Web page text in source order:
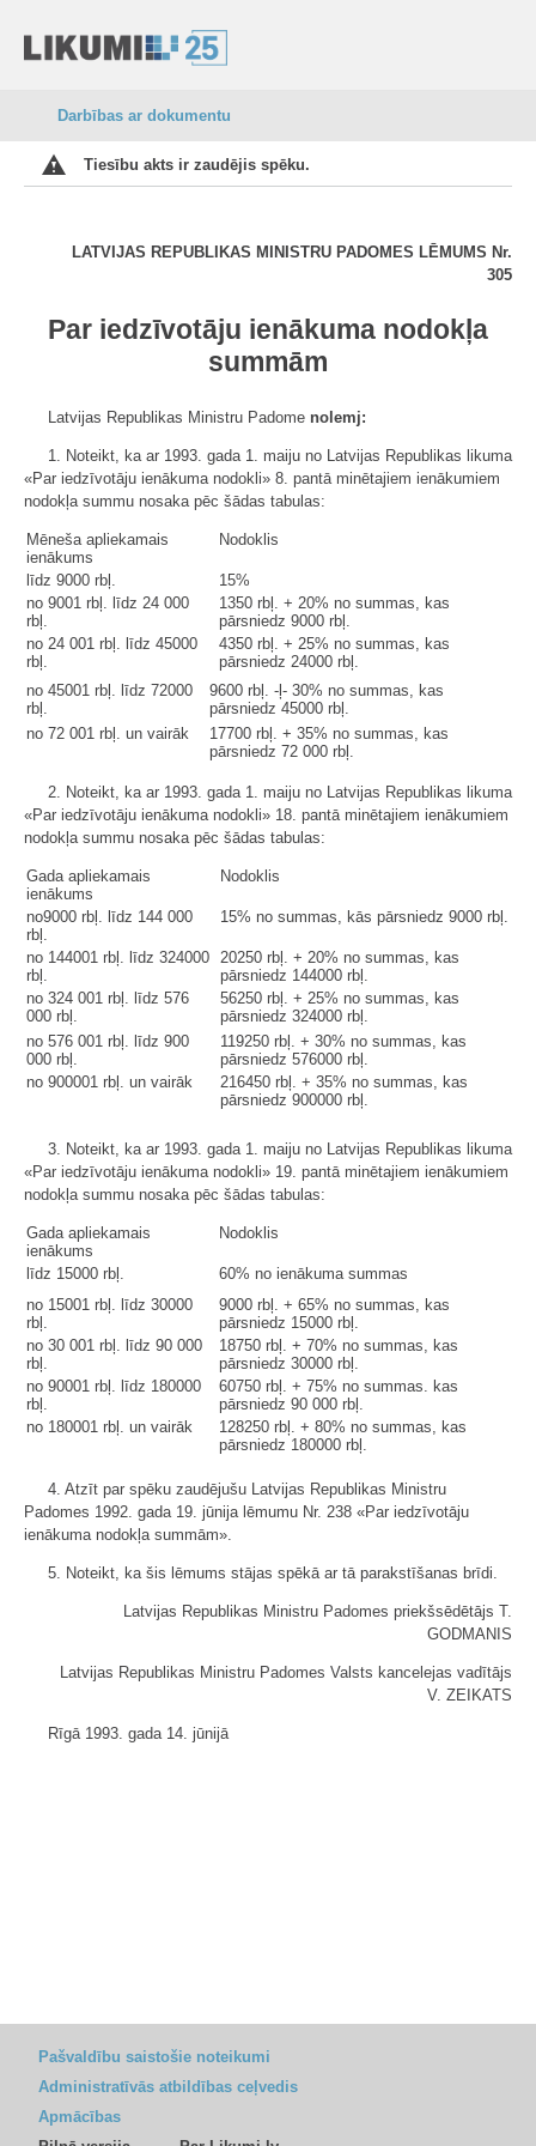
Darbības ar dokumentu
Tiesību akts ir zaudējis spēku.
LATVIJAS REPUBLIKAS MINISTRU PADOMES LĒMUMS Nr.
305
Par iedzīvotāju ienākuma nodokļa
summām
Latvijas Republikas Ministru Padome nolemj:
1. Noteikt, ka ar 1993. gada 1. maiju no Latvijas Republikas likuma
«Par iedzīvotāju ienākuma nodokli» 8. pantā minētajiem ienākumiem
nodokļa summu nosaka pēc šādas tabulas:
Mēneša apliekamais
ienākums
Nodoklis
līdz 9000 rbļ.
15%
no 9001 rbļ. līdz 24 000
rbļ.
1350 rbļ. + 20% no summas, kas
pārsniedz 9000 rbļ.
no 24 001 rbļ. līdz 45000
rbļ.
4350 rbļ. + 25% no summas, kas
pārsniedz 24000 rbļ.
no 45001 rbļ. līdz 72000
rbļ.
9600 rbļ. -ļ- 30% no summas, kas
pārsniedz 45000 rbļ.
no 72 001 rbļ. un vairāk
17700 rbļ. + 35% no summas, kas
pārsniedz 72 000 rbļ.
2. Noteikt, ka ar 1993. gada 1. maiju no Latvijas Republikas likuma
«Par iedzīvotāju ienākuma nodokli» 18. pantā minētajiem ienākumiem
nodokļa summu nosaka pēc šādas tabulas:
Gada apliekamais
ienākums
Nodoklis
no9000 rbļ. līdz 144 000
rbļ.
15% no summas, kās pārsniedz 9000 rbļ.
no 144001 rbļ. līdz 324000
rbļ.
20250 rbļ. + 20% no summas, kas
pārsniedz 144000 rbļ.
no 324 001 rbļ. līdz 576
000 rbļ.
56250 rbļ. + 25% no summas, kas
pārsniedz 324000 rbļ.
no 576 001 rbļ. līdz 900
000 rbļ.
119250 rbļ. + 30% no summas, kas
pārsniedz 576000 rbļ.
no 900001 rbļ. un vairāk
216450 rbļ. + 35% no summas, kas
pārsniedz 900000 rbļ.
3. Noteikt, ka ar 1993. gada 1. maiju no Latvijas Republikas likuma
«Par iedzīvotāju ienākuma nodokli» 19. pantā minētajiem ienākumiem
nodokļa summu nosaka pēc šādas tabulas:
Gada apliekamais
ienākums
Nodoklis
līdz 15000 rbļ.
60% no ienākuma summas
no 15001 rbļ. līdz 30000
rbļ.
9000 rbļ. + 65% no summas, kas
pārsniedz 15000 rbļ.
no 30 001 rbļ. līdz 90 000
rbļ.
18750 rbļ. + 70% no summas, kas
pārsniedz 30000 rbļ.
no 90001 rbļ. līdz 180000
rbļ.
60750 rbļ. + 75% no summas. kas
pārsniedz 90 000 rbļ.
no 180001 rbļ. un vairāk
128250 rbļ. + 80% no summas, kas
pārsniedz 180000 rbļ.
4. Atzīt par spēku zaudējušu Latvijas Republikas Ministru
Padomes 1992. gada 19. jūnija lēmumu Nr. 238 «Par iedzīvotāju
ienākuma nodokļa summām».
5. Noteikt, ka šis lēmums stājas spēkā ar tā parakstīšanas brīdi.
Latvijas Republikas Ministru Padomes priekšsēdētājs T.
GODMANIS
Latvijas Republikas Ministru Padomes Valsts kancelejas vadītājs
V. ZEIKATS
Rīgā 1993. gada 14. jūnijā
Pašvaldību saistošie noteikumi
Administratīvās atbildības ceļvedis
Apmācības